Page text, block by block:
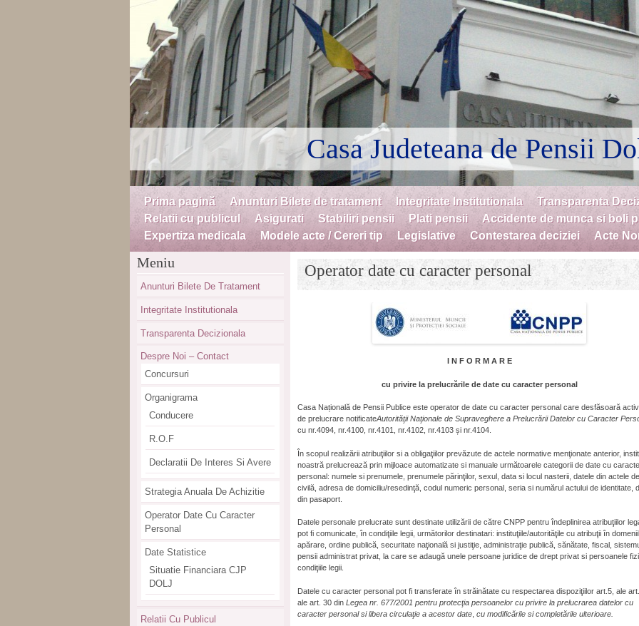
Casa Judeteana de Pensii
Menu
Skip to content
Prima pagină Anunturi Bilete de tratament Integritate Institutionala Transparenta
Relatii cu publicul
Asigurati Stabiliri pensii Plati pensii
Accidente de munca si boli
Expertiza medicala
Modele acte / Cereri tip Legislative Contestarea deciziei Acte
Operator date cu caracter personal
I N F O R M A R E
cu privire la prelucrările de date cu caracter personal
Casa Națională de Pensii Publice este operator de date cu caracter personal care desfăsoară
de prelucrare notificateAutorităţii Naţionale de Supraveghere a Prelucrării Datelor cu Caracter
cu nr.4094, nr.4100, nr.4101, nr.4102, nr.4103 și nr.4104.
În scopul realizării atribuţiilor si a obligaţiilor prevăzute de actele normative menţionate anterior,
noastră prelucrează prin mijloace automatizate si manuale următoarele categorii de date cu
personal: numele si prenumele, prenumele părinţilor, sexul, data si locul nasterii, datele din actele
civilă, adresa de domiciliu/resedinţă, codul numeric personal, seria si numărul actului de identitate,
din pasaport.
Datele personale prelucrate sunt destinate utilizării de către CNPP pentru îndeplinirea atribuţiilor
pot fi comunicate, în condiţiile legii, următorilor destinatari: instituţiile/autorităţile cu atribuţii în
apărare, ordine publică, securitate naţională si justiţie, administraţie publică, sănătate, fiscal,
pensii administrat privat, la care se adaugă unele persoane juridice de drept privat si persoanele
condiţiile legii.
Datele cu caracter personal pot fi transferate în străinătate cu respectarea dispoziţiilor art.5, ale
ale art. 30 dinLegea nr. 677/2001 pentru protecţia persoanelor cu privire la prelucrarea datelor cu
caracter personal si libera circulaţie a acestor date ,cu modificările si completările ulterioare.
Meniu
Anunturi Bilete De Tratament
Integritate Institutionala
Transparenta Decizionala
Despre Noi – Contact
Concursuri
Organigrama
Conducere
R.O.F
Declaratii De Interes Si Avere
Strategia Anuala De Achizitie
Operator Date Cu Caracter
Personal
Date Statistice
Situatie Financiara CJP
DOLJ
Relatii Cu Publicul